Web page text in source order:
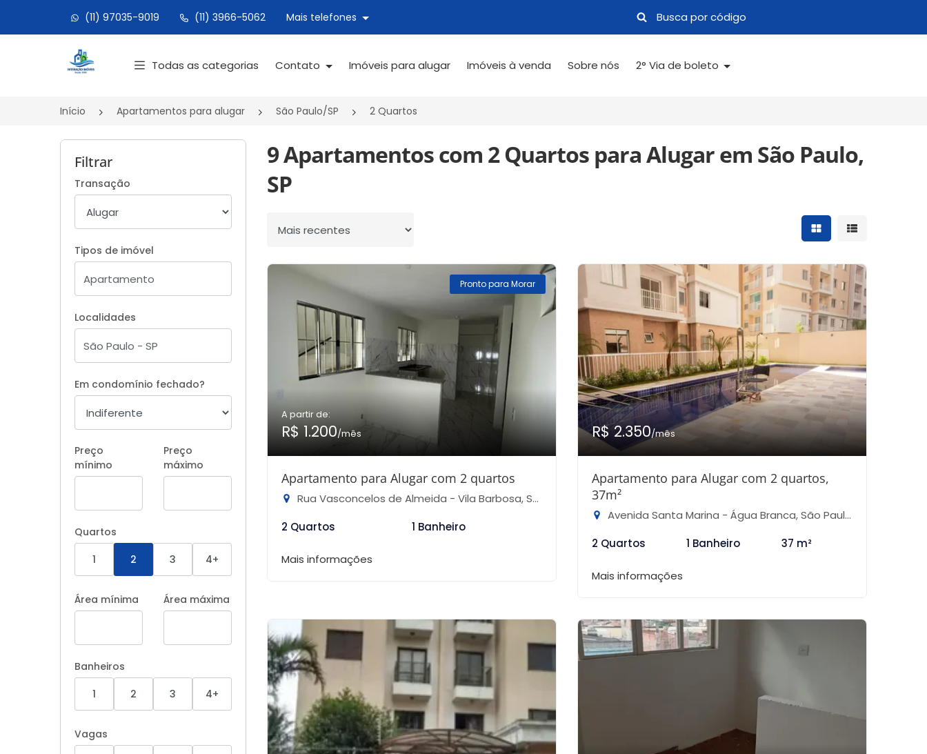
(11) 97035-9019 (11) 3966-5062 Mais telefones
Página inicial
Todas as categorias Contato Imóveis para alugar Imóveis à venda Sobre nós 2° Via de boleto
Início Apartamentos para alugar São Paulo/SP 2 Quartos
Filtrar
Transação
Tipos de imóvel
Localidades
Em condomínio fechado?
Preço
mínimo
Preço
máximo
Quartos
1
2 3 4+
Área mínima Área máxima
Banheiros
1
2 3 4+
Vagas
9 Apartamentos com 2 Quartos para Alugar em São Paulo,
SP
Ordenar por Mostrar resultados
Mostrar
Pronto para Morar
A partir de:
R$ 1.200/mês
Apartamento para Alugar com 2 quartos
Rua Vasconcelos de Almeida - Vila Barbosa, São Paulo-SP
2 Quartos
1 Banheiro
Mais informações
R$ 2.350/mês
Apartamento para Alugar com 2 quartos,
37m²
Avenida Santa Marina - Água Branca, São Paulo-SP
2 Quartos
1 Banheiro 37 m²
Mais informações